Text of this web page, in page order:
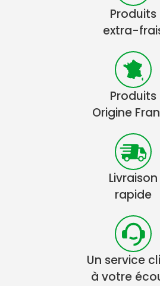
Produits
extra-
Produits
Origine
Livraison
rapide
Un service
à votre